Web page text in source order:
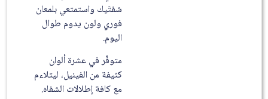
شفتَيك واستمتعي بلمعان
فوري ولون يدوم طوال
اليوم.
متوفّر في عشرة ألوان
كثيفة من الفينيل، ليتلاءم
مع كافة إطلالات الشفاه.